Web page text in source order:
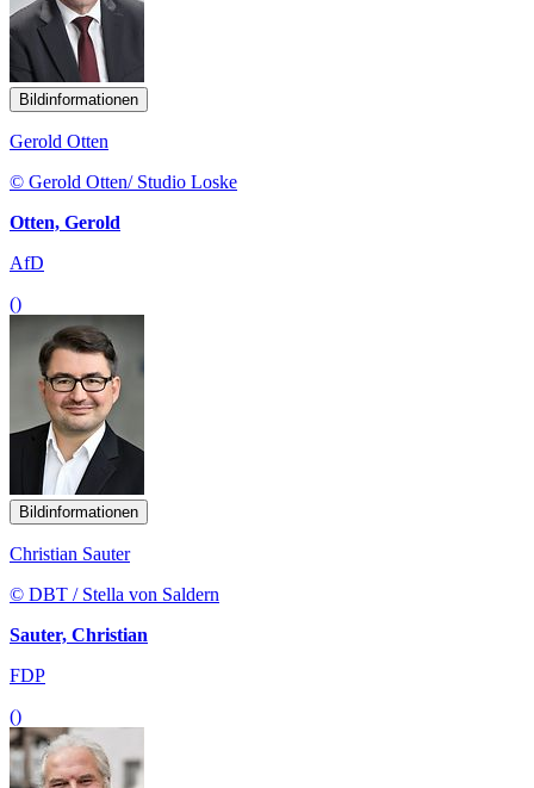
Bildinformationen
Gerold Otten
© Gerold Otten/ Studio Loske
Otten, Gerold
AfD
()
Bildinformationen
Christian Sauter
© DBT / Stella von Saldern
Sauter, Christian
FDP
()